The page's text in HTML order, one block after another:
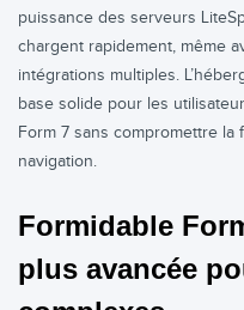
puissance des serveurs
chargent rapidement, même
intégrations multiples.
base solide pour les
Form 7 sans compromettre
navigation.
Formidable
plus avancée